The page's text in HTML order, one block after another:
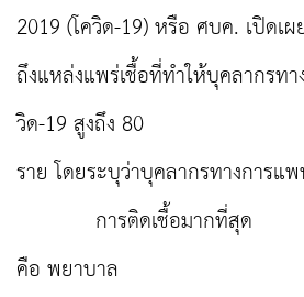
2019 (โควิด-19) หรือ ศบค. เปิดเผ
ถึงแหล่งแพร่เชื้อที่ทำให้บุคลากรท
วิด-19 สูงถึง 80
ราย โดยระบุว่าบุคลากรทางการ
การติดเชื้อมากที่สุด
คือ พยาบาล